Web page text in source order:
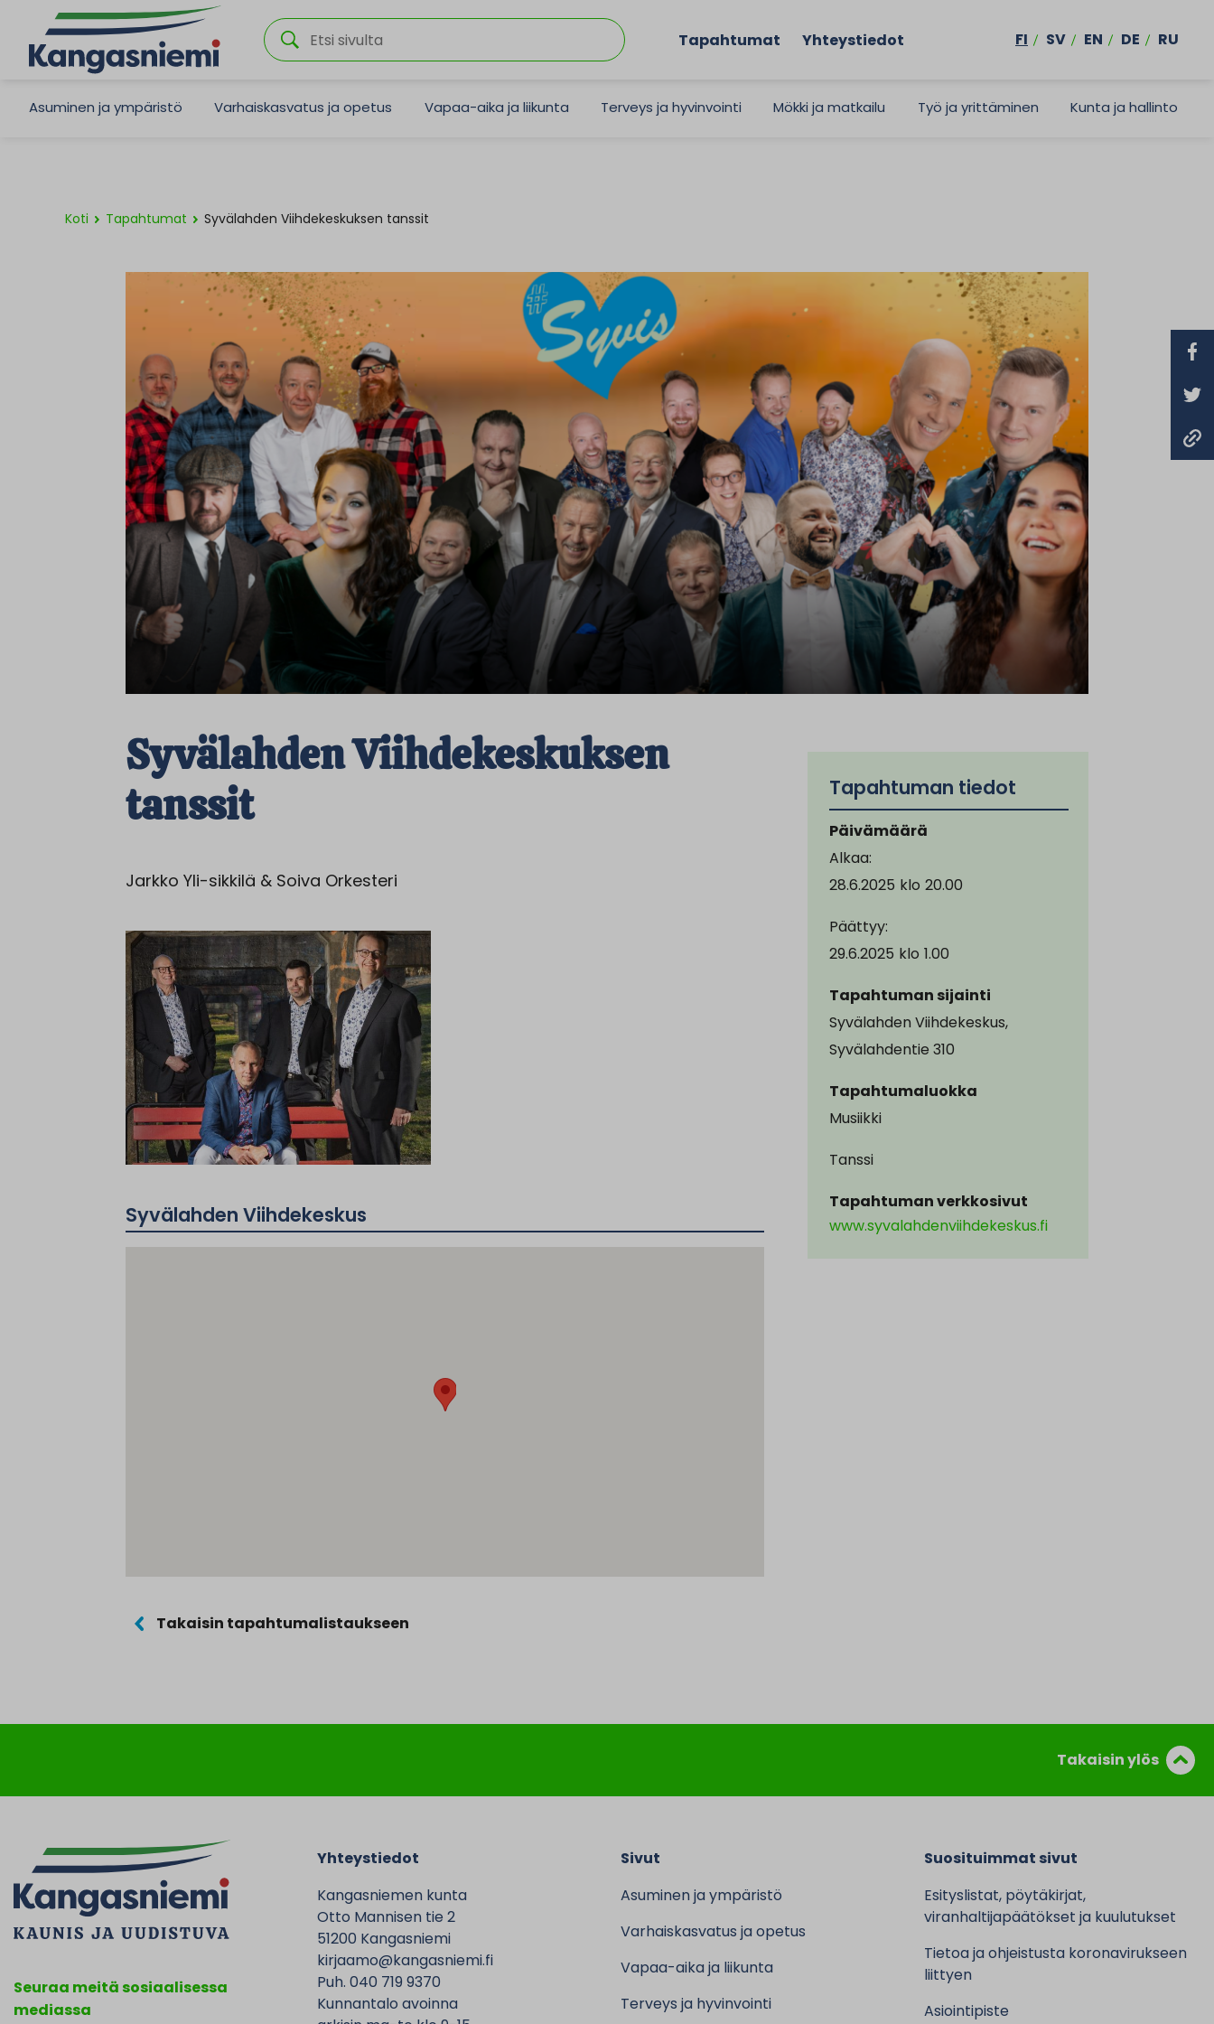
Tapahtumat Yhteystiedot FI SV EN DE RU
Asuminen ja ympäristö Varhaiskasvatus ja opetus Vapaa-aika ja liikunta Terveys ja hyvinvointi Mökki ja matkailu Työ ja yrittäminen Kunta ja hallinto
Koti Tapahtumat Syvälahden Viihdekeskuksen tanssit
Syvälahden Viihdekeskuksen
tanssit
Jarkko Yli-sikkilä & Soiva Orkesteri
Syvälahden Viihdekeskus
Tapahtuman tiedot
Päivämäärä
Alkaa:
28.6.2025 klo 20.00
Päättyy:
29.6.2025 klo 1.00
Tapahtuman sijainti
Syvälahden Viihdekeskus,
Syvälahdentie 310
Tapahtumaluokka
Musiikki
Tanssi
Tapahtuman verkkosivut
www.syvalahdenviihdekeskus.fi
Takaisin tapahtumalistaukseen
Takaisin ylös
Seuraa meitä sosiaalisessa
mediassa
Yhteystiedot
Kangasniemen kunta
Otto Mannisen tie 2
51200 Kangasniemi
kirjaamo@kangasniemi.fi
Puh. 040 719 9370
Kunnantalo avoinna
Sivut
Asuminen ja ympäristö
Varhaiskasvatus ja opetus
Vapaa-aika ja liikunta
Terveys ja hyvinvointi
Suosituimmat sivut
Esityslistat, pöytäkirjat,
viranhaltijapäätökset ja kuulutukset
Tietoa ja ohjeistusta koronavirukseen
liittyen
Asiointipiste